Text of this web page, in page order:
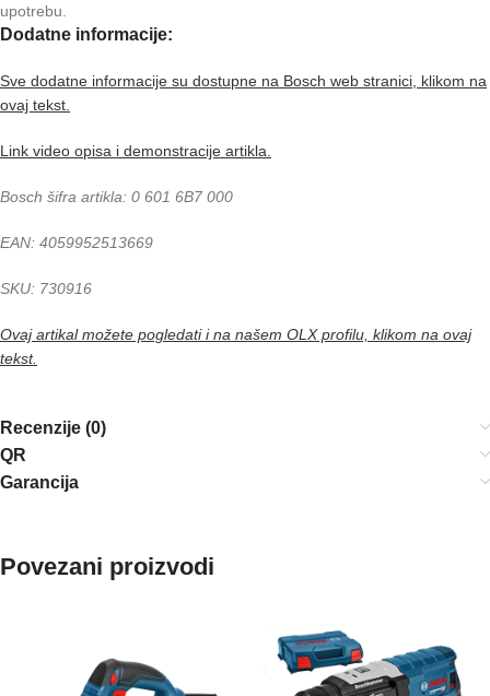
upotrebu.
Dodatne informacije:
Sve dodatne informacije su dostupne na Bosch web stranici, klikom na
ovaj tekst.
Link video opisa i demonstracije artikla.
Bosch šifra artikla: 0 601 6B7 000
EAN: 4059952513669
SKU: 730916
Ovaj artikal možete pogledati i na našem OLX profilu, klikom na ovaj
tekst.
Recenzije (0)
QR
Garancija
Povezani proizvodi